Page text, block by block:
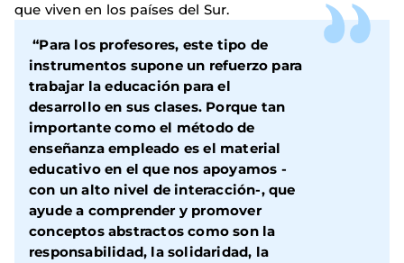
que viven en los países del Sur.
“Para los profesores, este tipo de
instrumentos supone un refuerzo para
trabajar la educación para el
desarrollo en sus clases. Porque tan
importante como el método de
enseñanza empleado es el material
educativo en el que nos apoyamos -
con un alto nivel de interacción-, que
ayude a comprender y promover
conceptos abstractos como son la
responsabilidad, la solidaridad, la